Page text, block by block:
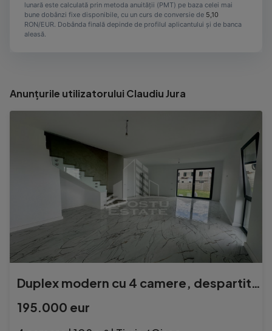
lunară este calculată prin metoda anuității (PMT) pe baza celei mai
bune dobânzi fixe disponibile, cu un curs de conversie de 5,10
RON/EUR. Dobânda finală depinde de profilul aplicantului și de banca
aleasă.
Anunțurile utilizatorului Claudiu Jura
Duplex modern cu 4 camere, despartit prin camera tehnica,...
195.000 eur